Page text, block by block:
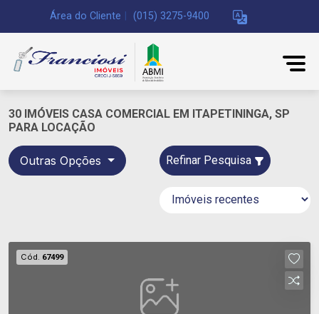
Área do Cliente (015) 3275-9400
30 IMÓVEIS CASA COMERCIAL EM ITAPETININGA, SP
PARA LOCAÇÃO
Outras Opções Refinar Pesquisa
Cód. 67499